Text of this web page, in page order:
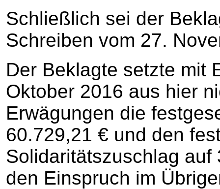
Schließlich sei der
Schreiben vom 27.
Der Beklagte setzte mit
Oktober 2016 aus hier
Erwägungen die
60.729,21 € und den
Solidaritätszuschlag
den Einspruch im